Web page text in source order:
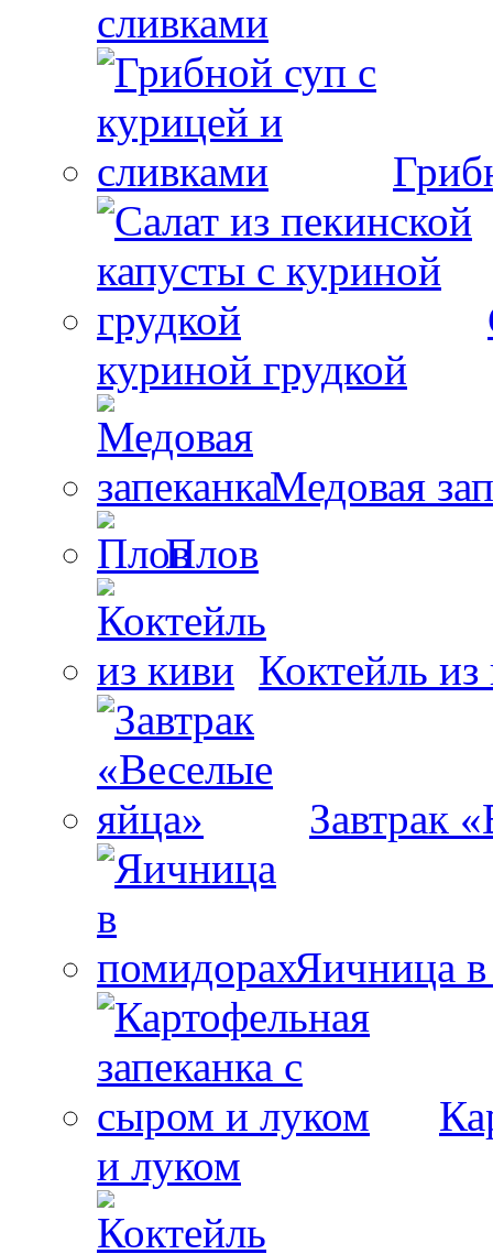
сливками
куриной грудкой
Медовая
Плов
Коктейль из
Завтрак
Яичница
и луком